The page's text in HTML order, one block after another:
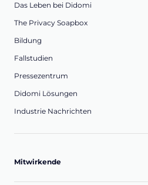
Das Leben bei Didomi
The Privacy Soapbox
Bildung
Fallstudien
Pressezentrum
Didomi Lösungen
Industrie Nachrichten
Mitwirkende